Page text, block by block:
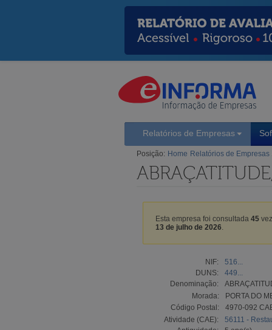
Relatórios de Empresas
Posição: Home Relatórios de Empresas
Esta empresa foi consultada 45
13 de julho de 2026
NIF:
516...
DUNS:
449...
Denominação:
Morada:
PORTA DO
Código Postal:
4970-092
Atividade (CAE):
56111 -